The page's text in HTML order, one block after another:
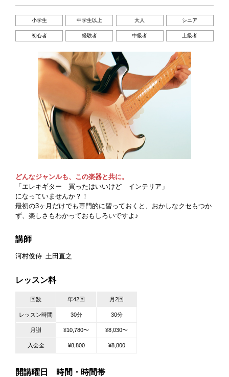
小学生 中学生以上 大人 シニア
初心者 経験者 中級者 上級者
どんなジャンルも、この楽器と共に。
「エレキギター 買ったはいいけど インテリア」
になっていませんか？！
最初の3ヶ月だけでも専門的に習っておくと、おかしなクセもつか
ず、楽しさもわかっておもしろいですよ♪
講師
河村俊侍 土田直之
レッスン料
回数 年42回 月2回
レッスン時間 30分 30分
月謝 ¥10,780〜 ¥8,030〜
入会金 ¥8,800 ¥8,800
開講曜日 時間・時間帯